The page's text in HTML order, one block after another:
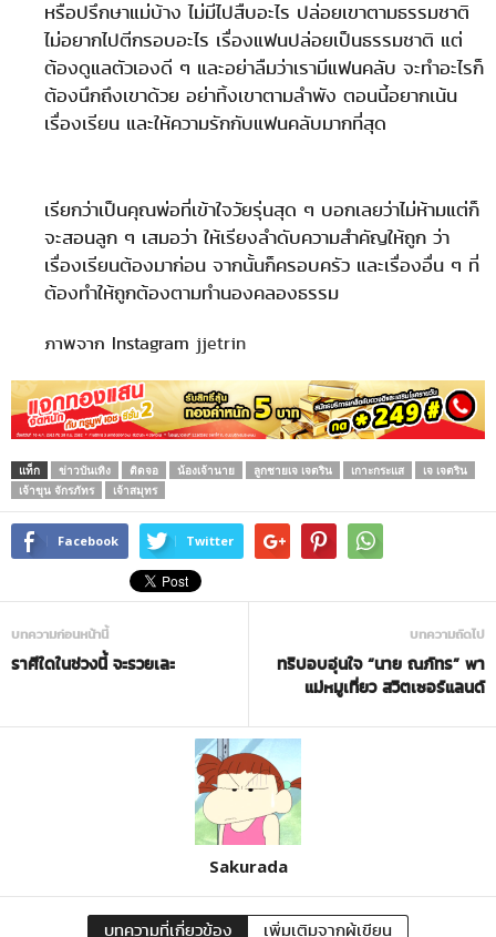
หรือปรึกษาแม่บ้าง ไม่มีไปสืบอะไร ปล่อยเขาตามธรรมชาติ
ไม่อยากไปตีกรอบอะไร เรื่องแฟนปล่อยเป็นธรรมชาติ แต่
ต้องดูแลตัวเองดี ๆ และอย่าลืมว่าเรามีแฟนคลับ จะทำอะไรก็
ต้องนึกถึงเขาด้วย อย่าทิ้งเขาตามลำพัง ตอนนี้อยากเน้น
เรื่องเรียน และให้ความรักกับแฟนคลับมากที่สุด
เรียกว่าเป็นคุณพ่อที่เข้าใจวัยรุ่นสุด ๆ บอกเลยว่าไม่ห้ามแต่ก็
จะสอนลูก ๆ เสมอว่า ให้เรียงลำดับความสำคัญให้ถูก ว่า
เรื่องเรียนต้องมาก่อน จากนั้นก็ครอบครัว และเรื่องอื่น ๆ ที่
ต้องทำให้ถูกต้องตามทำนองคลองธรรม
ภาพจาก Instagram jjetrin
แท็ก ข่าวบันเทิง ติดจอ น้องเจ้านาย ลูกชายเจ เจตริน เกาะกระแส
เจ เจตริน
เจ้าขุน จักรภัทร
เจ้าสมุทร
Facebook Twitter
บทความก่อนหน้านี้
ราศีใดในช่วงนี้ จะรวยเละ
บทความถัดไป
ทริปอบอุ่นใจ “นาย ณภัทร” พา
แม่หมูเที่ยว สวิตเซอร์แลนด์
Sakurada
บทความที่เกี่ยวข้อง เพิ่มเติมจากผู้เขียน